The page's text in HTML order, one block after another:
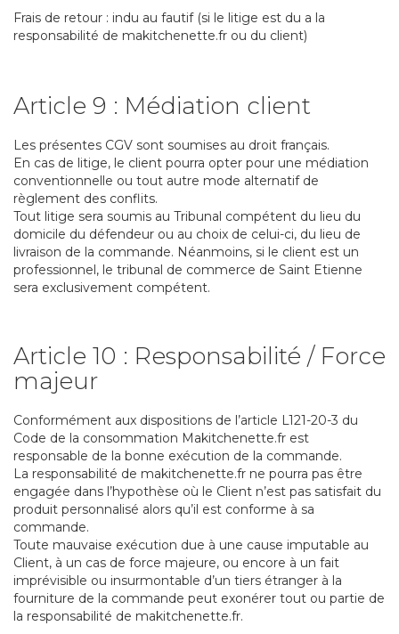
Frais de retour : indu au fautif (si le litige est du a la
responsabilité de makitchenette.fr ou du client)
Article 9 : Médiation client
Les présentes CGV sont soumises au droit français.
En cas de litige, le client pourra opter pour une médiation
conventionnelle ou tout autre mode alternatif de
règlement des conflits.
Tout litige sera soumis au Tribunal compétent du lieu du
domicile du défendeur ou au choix de celui-ci, du lieu de
livraison de la commande. Néanmoins, si le client est un
professionnel, le tribunal de commerce de Saint Etienne
sera exclusivement compétent.
Article 10 : Responsabilité / Force
majeur
Conformément aux dispositions de l’article L121-20-3 du
Code de la consommation Makitchenette.fr est
responsable de la bonne exécution de la commande.
La responsabilité de makitchenette.fr ne pourra pas être
engagée dans l’hypothèse où le Client n’est pas satisfait du
produit personnalisé alors qu’il est conforme à sa
commande.
Toute mauvaise exécution due à une cause imputable au
Client, à un cas de force majeure, ou encore à un fait
imprévisible ou insurmontable d’un tiers étranger à la
fourniture de la commande peut exonérer tout ou partie de
la responsabilité de makitchenette.fr.